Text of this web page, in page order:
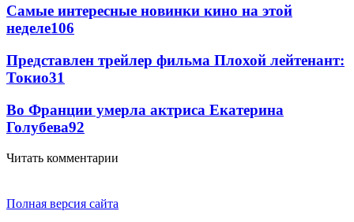
Самые интересные новинки кино на этой
неделе106
Представлен трейлер фильма Плохой лейтенант:
Токио31
Во Франции умерла актриса Екатерина
Голубева92
Читать комментарии
Полная версия сайта